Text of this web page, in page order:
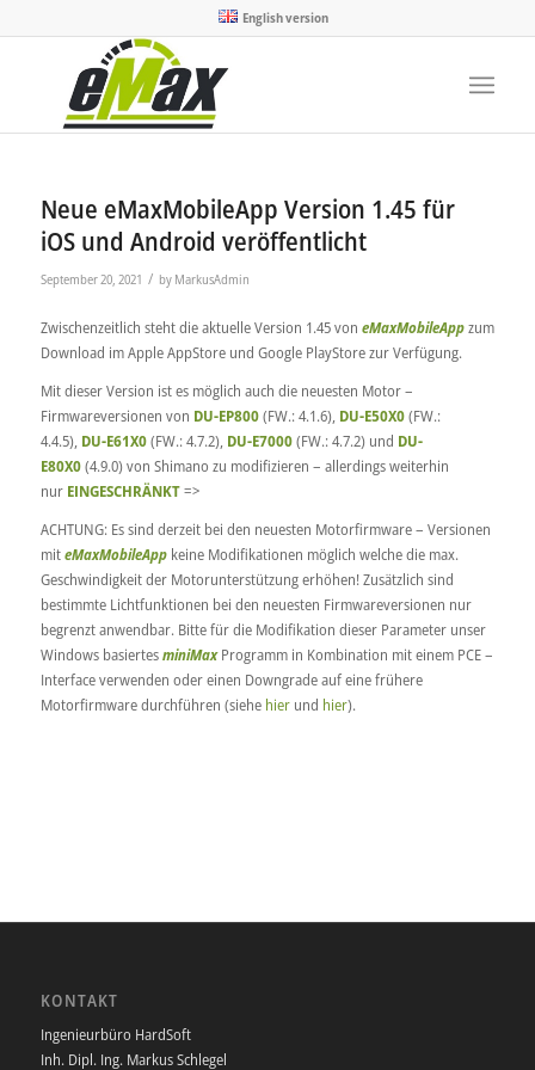
English version
Neue eMaxMobileApp Version 1.45 für
iOS und Android veröffentlicht
September 20, 2021 / by MarkusAdmin
Zwischenzeitlich steht die aktuelle Version 1.45 von eMaxMobileAppzum
Download im Apple AppStore und Google PlayStore zur Verfügung.
Mit dieser Version ist es möglich auch die neuesten Motor –
Firmwareversionen von DU-EP800(FW.: 4.1.6), DU-E50X0(FW.:
4.4.5), DU-E61X0(FW.: 4.7.2), DU-E7000(FW.: 4.7.2) und DU-
E80X0(4.9.0) von Shimano zu modifizieren – allerdings weiterhin
nur EINGESCHRÄNKT=>
ACHTUNG: Es sind derzeit bei den neuesten Motorfirmware – Versionen
miteMaxMobileApp keine Modifikationen möglich welche die max.
Geschwindigkeit der Motorunterstützung erhöhen! Zusätzlich sind
bestimmte Lichtfunktionen bei den neuesten Firmwareversionen nur
begrenzt anwendbar. Bitte für die Modifikation dieser Parameter unser
Windows basiertesminiMaxProgramm in Kombination mit einem PCE –
Interface verwenden oder einen Downgrade auf eine frühere
Motorfirmware durchführen (siehe hier und hier).
KONTAKT
Ingenieurbüro HardSoft
Inh. Dipl. Ing. Markus Schlegel